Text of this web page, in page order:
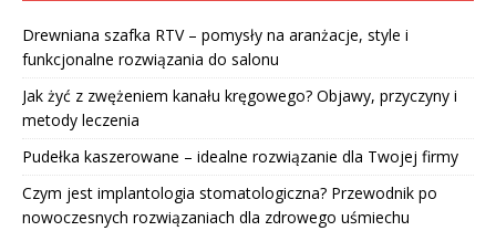
Drewniana szafka RTV – pomysły na aranżacje, style i
funkcjonalne rozwiązania do salonu
Jak żyć z zwężeniem kanału kręgowego? Objawy, przyczyny i
metody leczenia
Pudełka kaszerowane – idealne rozwiązanie dla Twojej firmy
Czym jest implantologia stomatologiczna? Przewodnik po
nowoczesnych rozwiązaniach dla zdrowego uśmiechu